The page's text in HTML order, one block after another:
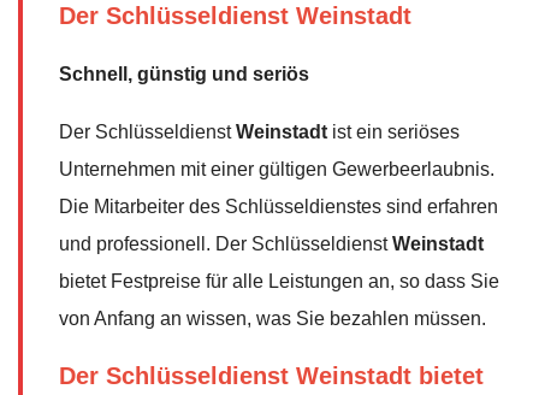
Der Schlüsseldienst Weinstadt
Schnell, günstig und seriös
Der SchlüsseldienstWeinstadt ist ein seriöses
Unternehmen mit einer gültigen Gewerbeerlaubnis.
Die Mitarbeiter des Schlüsseldienstes sind erfahren
und professionell. Der SchlüsseldienstWeinstadt
bietet Festpreise für alle Leistungen an, so dass Sie
von Anfang an wissen, was Sie bezahlen müssen.
Der Schlüsseldienst Weinstadt bietet